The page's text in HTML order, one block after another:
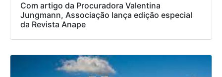
Com artigo da Procuradora Valentina
Jungmann, Associação lança edição especial
da Revista Anape